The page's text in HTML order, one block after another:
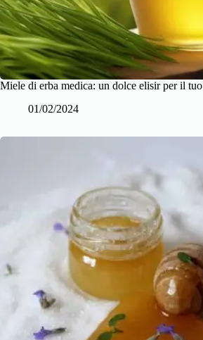
Miele di erba medica: un dolce elisir per il tuo
01/02/2024